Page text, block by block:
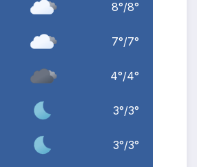
8°/8°
7°/7°
4°/4°
3°/3°
3°/3°